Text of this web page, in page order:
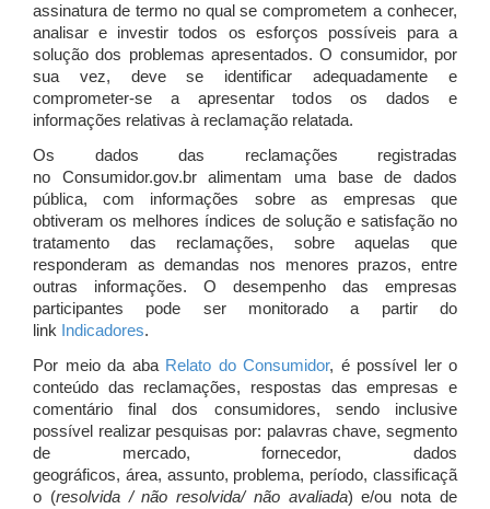
assinatura de termo no qual se comprometem a conhecer,
analisar e investir todos os esforços possíveis para a
solução dos problemas apresentados. O consumidor, por
sua vez, deve se identificar adequadamente e
comprometer-se a apresentar todos os dados e
informações relativas à reclamação relatada.
Os dados das reclamações registradas
no Consumidor.gov.br alimentam uma base de dados
pública, com informações sobre as empresas que
obtiveram os melhores índices de solução e satisfação no
tratamento das reclamações, sobre aquelas que
responderam as demandas nos menores prazos, entre
outras informações. O desempenho das empresas
participantes pode ser monitorado a partir do
link Indicadores.
Por meio da aba Relato do Consumidor, é possível ler o
conteúdo das reclamações, respostas das empresas e
comentário final dos consumidores, sendo inclusive
possível realizar pesquisas por: palavras chave, segmento
de mercado, fornecedor, dados
geográficos, área, assunto, problema, período, classificaçã
o (resolvida / não resolvida/ não avaliada) e/ou nota de